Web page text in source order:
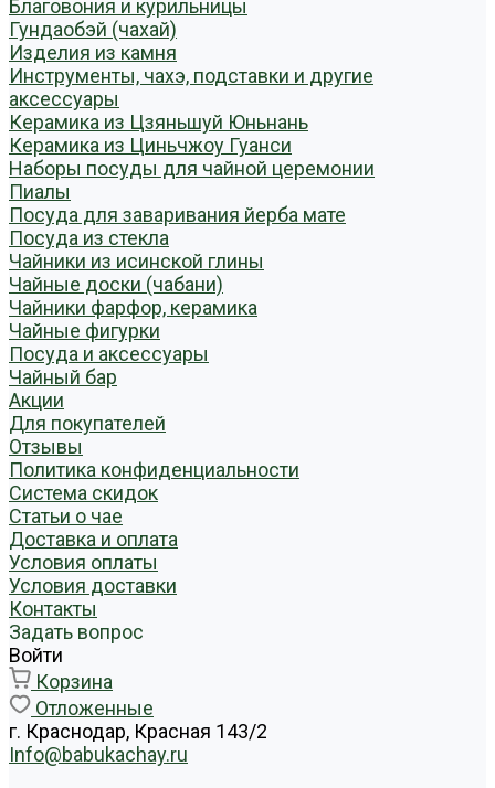
Благовония и курильницы
Гундаобэй (чахай)
Изделия из камня
Инструменты, чахэ, подставки и другие
аксессуары
Керамика из Цзяньшуй Юньнань
Керамика из Циньчжоу Гуанси
Наборы посуды для чайной церемонии
Пиалы
Посуда для заваривания йерба мате
Посуда из стекла
Чайники из исинской глины
Чайные доски (чабани)
Чайники фарфор, керамика
Чайные фигурки
Посуда и аксессуары
Чайный бар
Акции
Для покупателей
Отзывы
Политика конфиденциальности
Система скидок
Статьи о чае
Доставка и оплата
Условия оплаты
Условия доставки
Контакты
Задать вопрос
Войти
Корзина
Отложенные
г. Краснодар, Красная 143/2
Info@babukachay.ru